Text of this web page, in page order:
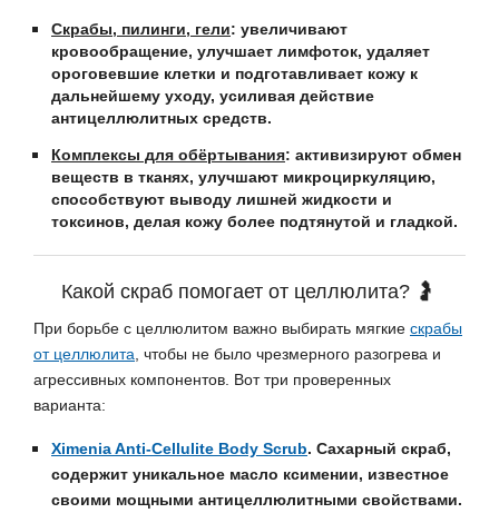
Скрабы, пилинги, гели: увеличивают
кровообращение, улучшает лимфоток, удаляет
ороговевшие клетки и подготавливает кожу к
дальнейшему уходу, усиливая действие
антицеллюлитных средств.
Комплексы для обёртывания: активизируют обмен
веществ в тканях, улучшают микроциркуляцию,
способствуют выводу лишней жидкости и
токсинов, делая кожу более подтянутой и гладкой.
Какой скраб помогает от целлюлита? 🤰
При борьбе с целлюлитом важно выбирать мягкие скрабы
от целлюлита , чтобы не было чрезмерного разогрева и
агрессивных компонентов. Вот три проверенных
варианта:
Ximenia Anti-Cellulite Body Scrub. Сахарный скраб,
содержит уникальное масло ксимении, известное
своими мощными антицеллюлитными свойствами.